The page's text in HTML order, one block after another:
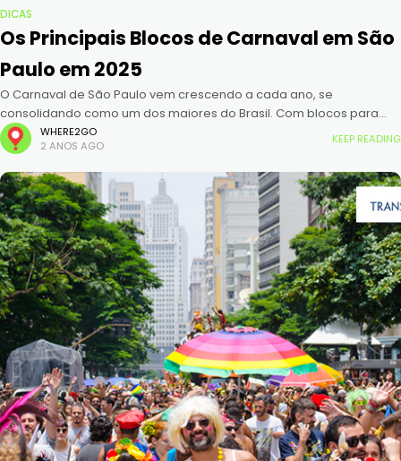
DICAS
Os Principais Blocos de Carnaval em São
Paulo em 2025
O Carnaval de São Paulo vem crescendo a cada ano, se
consolidando como um dos maiores do Brasil. Com blocos para
todos os gostos, a cidade se transforma em um
WHERE2GO
2 ANOS AGO
KEEP READING